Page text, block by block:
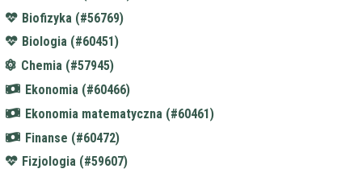
Biofizyka (#56769)
Biologia (#60451)
Chemia (#57945)
Ekonomia (#60466)
Ekonomia matematyczna (#60461)
Finanse (#60472)
Fizjologia (#59607)